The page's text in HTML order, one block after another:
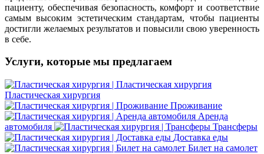
пациенту, обеспечивая безопасность, комфорт и соответствие
самым высоким эстетическим стандартам, чтобы пациенты
достигли желаемых результатов и повысили свою уверенность
в себе.
Услуги, которые мы предлагаем
Пластическая хирургия
Проживание
Аренда
автомобиля
Трансферы
Доставка еды
Билет на самолет